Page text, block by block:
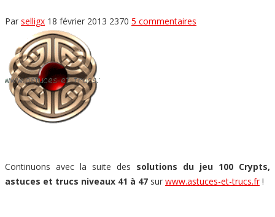
Par selligx 18 février 2013 2370 5 commentaires
Continuons avec la suite des solutions du jeu 100 Crypts,
astuces et trucs niveaux 41 à 47 sur www.astuces-et-trucs.fr!